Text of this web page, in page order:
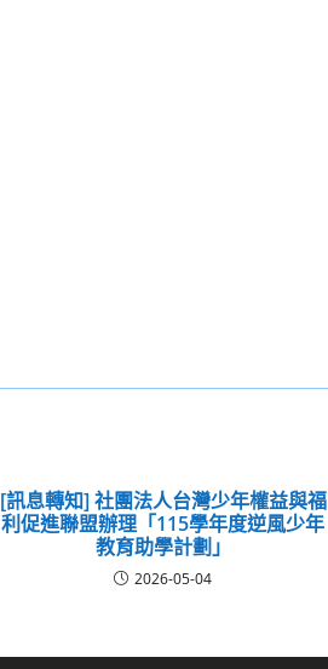
[訊息轉知] 社團法人台灣少年權益與福
利促進聯盟辦理「115學年度逆風少年
教育助學計劃」
2026-05-04